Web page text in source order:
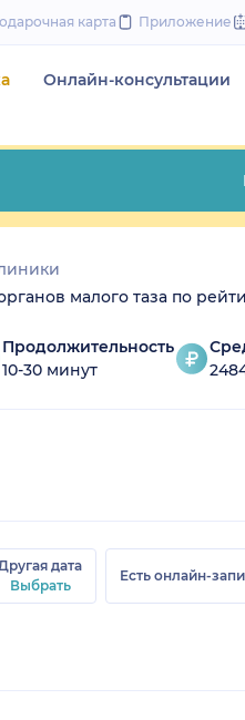
to
карта Приложение
Онлайн-консультации
малого таза по
Продолжительность
10-30 минут
дата
Выбрать
Есть онлайн-